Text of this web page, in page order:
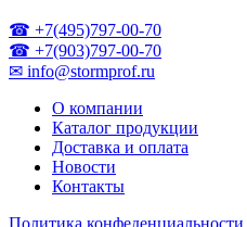
☎ +7(495)797-00-70
☎ +7(903)797-00-70
✉ info@stormprof.ru
О компании
Каталог продукции
Доставка и оплата
Новости
Контакты
Политика конфеденциальности